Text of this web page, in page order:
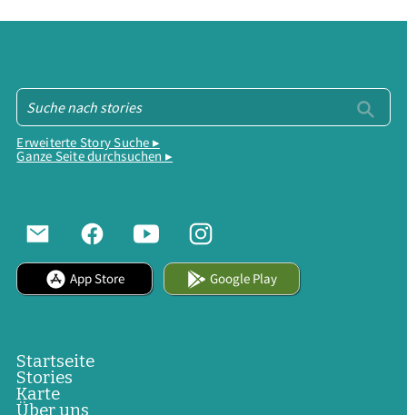
Erweiterte Story Suche ▸
Ganze Seite durchsuchen ▸
App Store Google Play
Startseite
Stories
Karte
Über uns